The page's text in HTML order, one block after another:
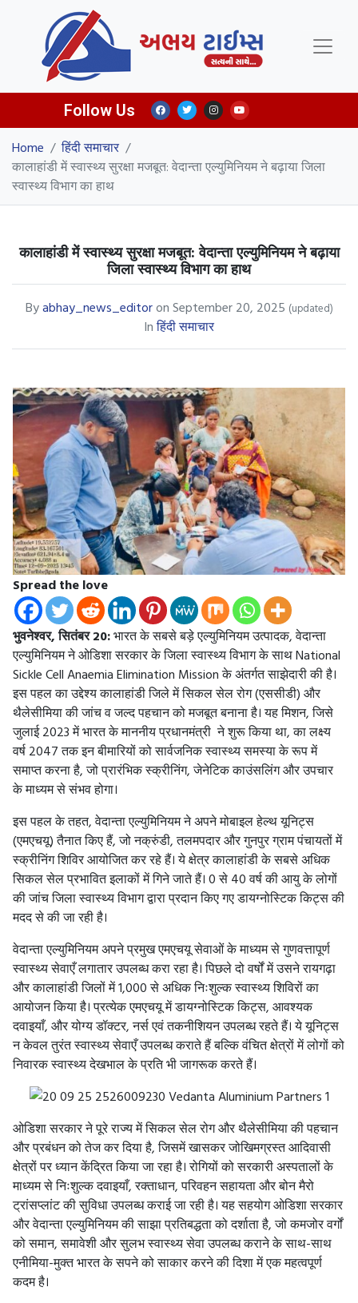
Follow Us
Home / हिंदी समाचार /
कालाहांडी में स्वास्थ्य सुरक्षा मजबूत: वेदान्ता एल्युमिनियम ने बढ़ाया जिला
स्वास्थ्य विभाग का हाथ
कालाहांडी में स्वास्थ्य सुरक्षा मजबूत: वेदान्ता एल्युमिनियम ने बढ़ाया
जिला स्वास्थ्य विभाग का हाथ
Byabhay_news_editoron September 20, 2025 (updated)
Inहिंदी समाचार
Spread the love
भुवनेश्वर, सितंबर 20:भारत के सबसे बड़े एल्युमिनियम उत्पादक, वेदान्ता
एल्युमिनियम ने ओडिशा सरकार के जिला स्वास्थ्य विभाग के साथ National
Sickle Cell Anaemia Elimination Mission के अंतर्गत साझेदारी की है।
इस पहल का उद्देश्य कालाहांडी जिले में सिकल सेल रोग (एससीडी) और
थैलेसीमिया की जांच व जल्द पहचान को मजबूत बनाना है। यह मिशन, जिसे
जुलाई 2023 में भारत के माननीय प्रधानमंत्री ने शुरू किया था, का लक्ष्य
वर्ष 2047 तक इन बीमारियों को सार्वजनिक स्वास्थ्य समस्या के रूप में
समाप्त करना है, जो प्रारंभिक स्क्रीनिंग, जेनेटिक काउंसलिंग और उपचार
के माध्यम से संभव होगा।
इस पहल के तहत, वेदान्ता एल्युमिनियम ने अपने मोबाइल हेल्थ यूनिट्स
(एमएचयू) तैनात किए हैं, जो नक्रुंडी, तलमपदार और गुनपुर ग्राम पंचायतों में
स्क्रीनिंग शिविर आयोजित कर रहे हैं। ये क्षेत्र कालाहांडी के सबसे अधिक
सिकल सेल प्रभावित इलाकों में गिने जाते हैं। 0 से 40 वर्ष की आयु के लोगों
की जांच जिला स्वास्थ्य विभाग द्वारा प्रदान किए गए डायग्नोस्टिक किट्स की
मदद से की जा रही है।
वेदान्ता एल्युमिनियम अपने प्रमुख एमएचयू सेवाओं के माध्यम से गुणवत्तापूर्ण
स्वास्थ्य सेवाएँ लगातार उपलब्ध करा रहा है। पिछले दो वर्षों में उसने रायगढ़ा
और कालाहांडी जिलों में 1,000 से अधिक निःशुल्क स्वास्थ्य शिविरों का
आयोजन किया है। प्रत्येक एमएचयू में डायग्नोस्टिक किट्स, आवश्यक
दवाइयाँ, और योग्य डॉक्टर, नर्स एवं तकनीशियन उपलब्ध रहते हैं। ये यूनिट्स
न केवल तुरंत स्वास्थ्य सेवाएँ उपलब्ध कराते हैं बल्कि वंचित क्षेत्रों में लोगों को
निवारक स्वास्थ्य देखभाल के प्रति भी जागरूक करते हैं।
ओडिशा सरकार ने पूरे राज्य में सिकल सेल रोग और थैलेसीमिया की पहचान
और प्रबंधन को तेज कर दिया है, जिसमें खासकर जोखिमग्रस्त आदिवासी
क्षेत्रों पर ध्यान केंद्रित किया जा रहा है। रोगियों को सरकारी अस्पतालों के
माध्यम से निःशुल्क दवाइयाँ, रक्ताधान, परिवहन सहायता और बोन मैरो
ट्रांसप्लांट की सुविधा उपलब्ध कराई जा रही है। यह सहयोग ओडिशा सरकार
और वेदान्ता एल्युमिनियम की साझा प्रतिबद्धता को दर्शाता है, जो कमजोर वर्गों
को समान, समावेशी और सुलभ स्वास्थ्य सेवा उपलब्ध कराने के साथ-साथ
एनीमिया-मुक्त भारत के सपने को साकार करने की दिशा में एक महत्वपूर्ण
कदम है।